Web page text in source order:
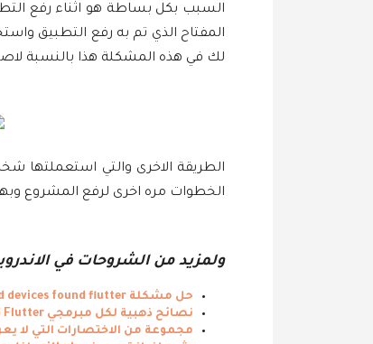
السبب بكل بساطة هو اثناء رفع
المفتاح الذي تم به رفع التطبيق
لك في هذه المشكلة هذا بالنسبة
الخطوات مره اخرى لرفع المشروع
ولمزيد من الشروحات في
حل مشكلة no connected devices found flutter
نصائح ذهبية لكل مبرمجي Flutter تحسن من اداء تطبيقاتك .
مجموعة من الاختصارات التي لا